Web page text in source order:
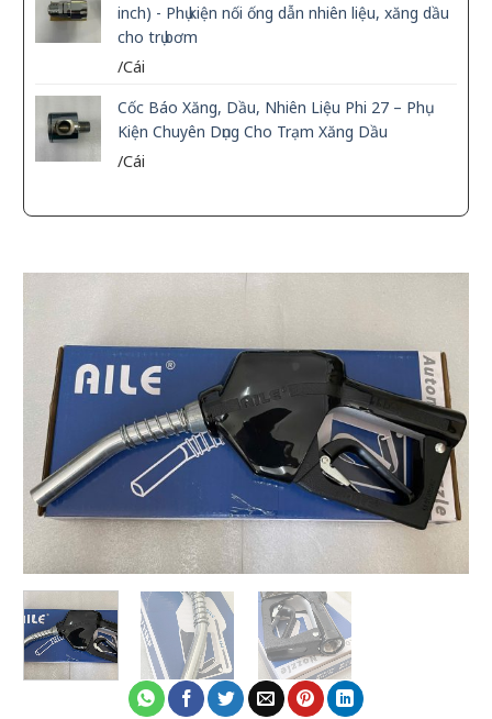
inch) - Phụ kiện nối ống dẫn nhiên liệu, xăng dầu
cho trụ bơm
/Cái
Cốc Báo Xăng, Dầu, Nhiên Liệu Phi 27 – Phụ
Kiện Chuyên Dụng Cho Trạm Xăng Dầu
/Cái